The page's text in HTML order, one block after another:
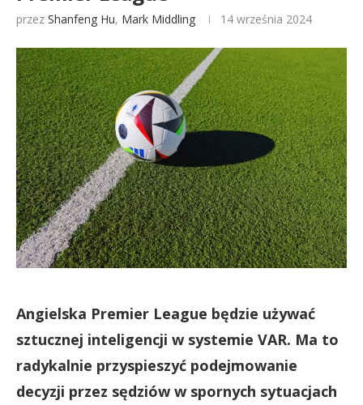
przez Shanfeng Hu, Mark Middling 14 września 2024
Angielska Premier League będzie używać
sztucznej inteligencji w systemie VAR. Ma to
radykalnie przyspieszyć podejmowanie
decyzji przez sędziów w spornych sytuacjach